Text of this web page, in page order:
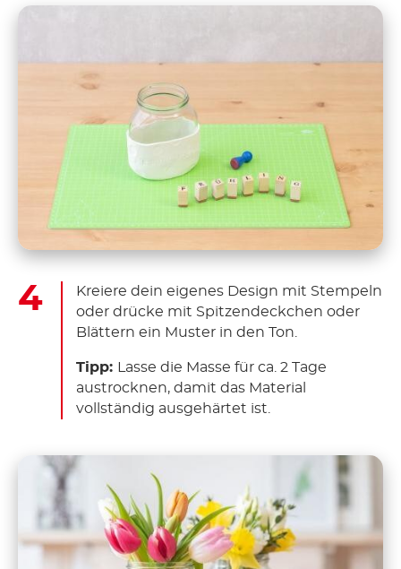
Kreiere dein eigenes Design mit Stempeln
oder drücke mit Spitzendeckchen oder
Blättern ein Muster in den Ton.
Tipp:
Lasse die Masse für ca. 2 Tage
austrocknen, damit das Material
vollständig ausgehärtet ist.